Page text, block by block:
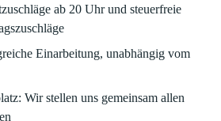
ab 20 Uhr und steuerfreie
Einarbeitung, unabhängig vom
Wir stellen uns gemeinsam allen